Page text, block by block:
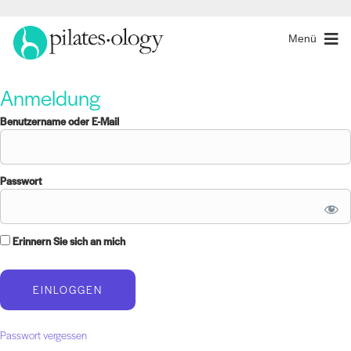
Menü
Anmeldung
Benutzername oder E-Mail
Passwort
Erinnern Sie sich an mich
Passwort vergessen